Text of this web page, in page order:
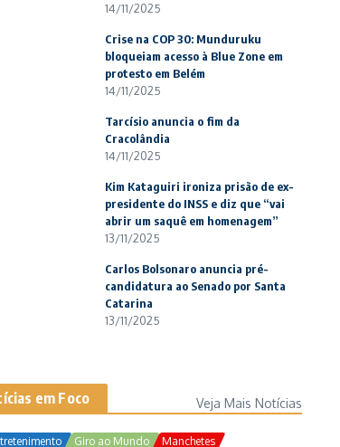
14/11/2025
Crise na COP 30: Munduruku
bloqueiam acesso à Blue Zone em
protesto em Belém
14/11/2025
Tarcísio anuncia o fim da
Cracolândia
14/11/2025
Kim Kataguiri ironiza prisão de ex-
presidente do INSS e diz que “vai
abrir um saquê em homenagem”
13/11/2025
Carlos Bolsonaro anuncia pré-
candidatura ao Senado por Santa
Catarina
13/11/2025
em Foco Veja Mais Notícias
Giro ao Mundo Manchetes
24/10/2025